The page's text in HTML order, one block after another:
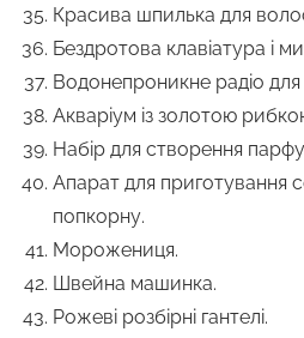
Красива шпилька для
Бездротова клавіатура і
Водонепроникне радіо
Акваріум із золотою
Набір для створення
Апарат для приготування
попкорну.
Морожениця.
Швейна машинка.
Рожеві розбірні гантелі.